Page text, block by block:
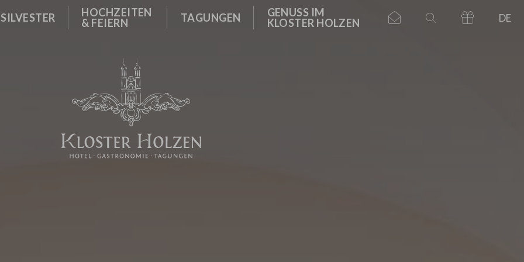
SILVESTER
HOCHZEITEN
& FEIERN
TAGUNGEN
GENUSS IM
KLOSTER HOLZEN
SELBSTBEDIENUNGS-BIERGARTEN
SPEISEKARTE
DE